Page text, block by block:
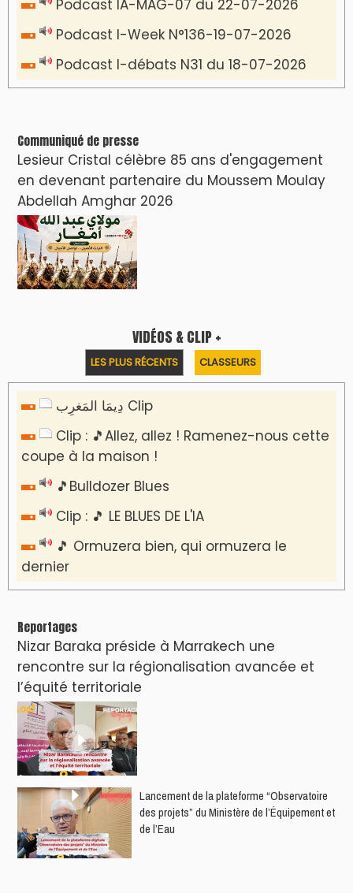
LES PLUS RÉCENTS CLASSEURS
Clip : 🎵Allez, allez ! Ramenez-nous cette
🎵Bulldozer Blues
Clip : 🎵 LE BLUES DE L'IA
🎵 Ormuzera bien, qui ormuzera le
dernier
Reportages
Nizar Baraka préside à Marrakech une
l’équité territoriale
​Lancement de la plateforme “Observatoire
des projets” du Ministère de l’Équipement et
AGENDA CULTUREL
Le Summer Tour d'Humouraji s'installe à Rabat
Dunia Batma en Tournée à Tanger
Nacim Haddad en Concert à Tétouan – Ayta
World Tour 2026
Nacim Haddad débarque à Tanger : Le
Souffle du Nord s'éveille !
Nacim Haddad Ayta World Tour à Rabat (
4ème date )